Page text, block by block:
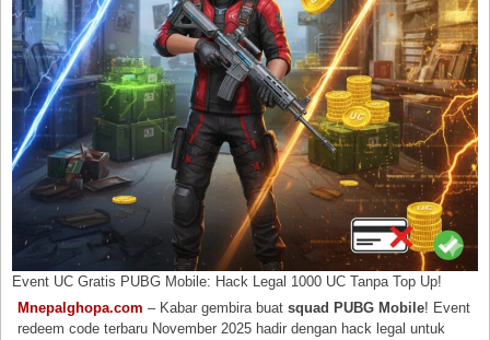
Event UC Gratis PUBG Mobile: Hack Legal 1000 UC Tanpa Top Up!
Mnepalghopa.com – Kabar gembira buatsquad PUBG Mobile! Event
redeem code terbaru November 2025 hadir dengan hack legal untuk